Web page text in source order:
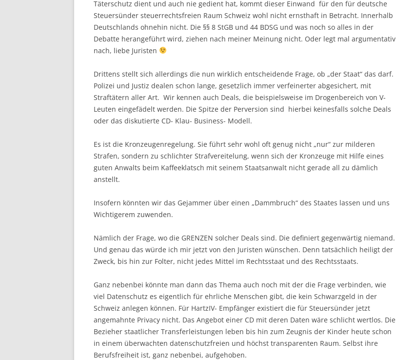
Täterschutz dient und auch nie gedient hat, kommt dieser Einwand für den für deutsche
Steuersünder steuerrechtsfreien Raum Schweiz wohl nicht ernsthaft in Betracht. Innerhalb
Deutschlands ohnehin nicht. Die §§ 8 StGB und 44 BDSG und was noch so alles in der
Debatte herangeführt wird, ziehen nach meiner Meinung nicht. Oder legt mal argumentativ
nach, liebe Juristen
Drittens stellt sich allerdings die nun wirklich entscheidende Frage, ob „der Staat“ das darf.
Polizei und Justiz dealen schon lange, gesetzlich immer verfeinerter abgesichert, mit
Straftätern aller Art. Wir kennen auch Deals, die beispielsweise im Drogenbereich von V-
Leuten eingefädelt werden. Die Spitze der Perversion sind hierbei keinesfalls solche Deals
oder das diskutierte CD- Klau- Business- Modell.
Es ist die Kronzeugenregelung. Sie führt sehr wohl oft genug nicht „nur“ zur milderen
Strafen, sondern zu schlichter Strafvereitelung, wenn sich der Kronzeuge mit Hilfe eines
guten Anwalts beim Kaffeeklatsch mit seinem Staatsanwalt nicht gerade all zu dämlich
anstellt.
Insofern könnten wir das Gejammer über einen „Dammbruch“ des Staates lassen und uns
Wichtigerem zuwenden.
Nämlich der Frage, wo die GRENZEN solcher Deals sind. Die definiert gegenwärtig niemand.
Und genau das würde ich mir jetzt von den Juristen wünschen. Denn tatsächlich heiligt der
Zweck, bis hin zur Folter, nicht jedes Mittel im Rechtsstaat und des Rechtsstaats.
Ganz nebenbei könnte man dann das Thema auch noch mit der die Frage verbinden, wie
viel Datenschutz es eigentlich für ehrliche Menschen gibt, die kein Schwarzgeld in der
Schweiz anlegen können. Für HartzIV- Empfänger existiert die für Steuersünder jetzt
angemahnte Privacy nicht. Das Angebot einer CD mit deren Daten wäre schlicht wertlos. Die
Bezieher staatlicher Transferleistungen leben bis hin zum Zeugnis der Kinder heute schon
in einem überwachten datenschutzfreien und höchst transparenten Raum. Selbst ihre
Berufsfreiheit ist, ganz nebenbei, aufgehoben.